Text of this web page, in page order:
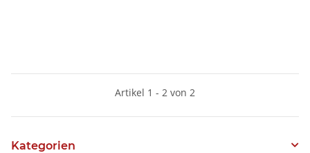
Artikel 1 - 2 von 2
Kategorien